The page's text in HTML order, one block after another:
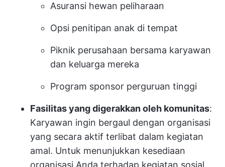
Asuransi hewan peliharaan
Opsi penitipan anak di tempat
Piknik perusahaan bersama karyawan
dan keluarga mereka
Program sponsor perguruan tinggi
Fasilitas yang digerakkan oleh komunitas:
Karyawan ingin bergaul dengan organisasi
yang secara aktif terlibat dalam kegiatan
amal. Untuk menunjukkan kesediaan
organisasi Anda terhadap kegiatan sosial,